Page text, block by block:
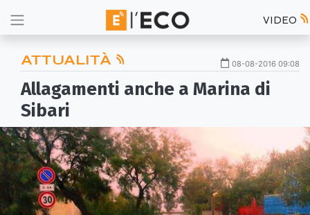
VIDEO
ATTUALITÀ 08-08-2016 09:08
Allagamenti anche a Marina di
Sibari